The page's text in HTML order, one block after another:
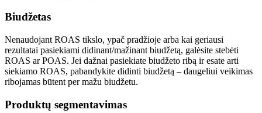
Biudžetas
Nenaudojant ROAS tikslo, ypač pradžioje arba kai geriausi
rezultatai pasiekiami didinant/mažinant biudžetą, galėsite stebėti
ROAS ar POAS. Jei dažnai pasiekiate biudžeto ribą ir esate arti
siekiamo ROAS, pabandykite didinti biudžetą – daugeliui veikimas
ribojamas būtent per mažu biudžetu.
Produktų segmentavimas